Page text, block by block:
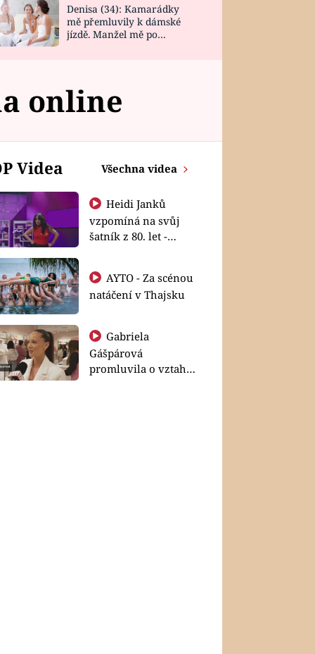
Denisa (34): Kamarádky
mě přemluvily k dámské
jízdě. Manžel mě po
online
Videa Všechna videa
Heidi Janků
vzpomíná na svůj
šatník z 80. let -
natáčení v Thajsku
Gabriela
Gášpárová
promluvila o vztahu